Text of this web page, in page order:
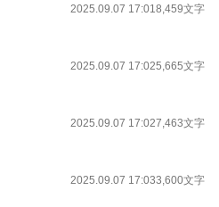
2025.09.07 17:018,459文字
2025.09.07 17:025,665文字
2025.09.07 17:027,463文字
2025.09.07 17:033,600文字